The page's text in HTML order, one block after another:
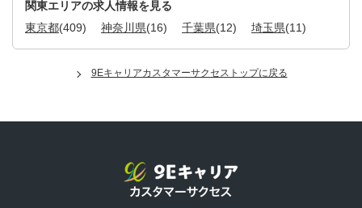
関東エリアの求人情報を見る
東京都(409) 神奈川県(16) 千葉県(12) 埼玉県(11)
9Eキャリアカスタマーサクセストップに戻る